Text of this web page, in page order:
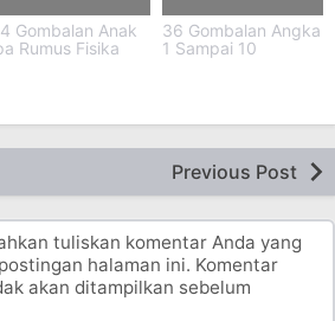
Anak
Rumus Fisika
36 Gombalan Angka
1 Sampai 10
Previous Post
tuliskan komentar Anda yang
halaman ini. Komentar
akan ditampilkan sebelum